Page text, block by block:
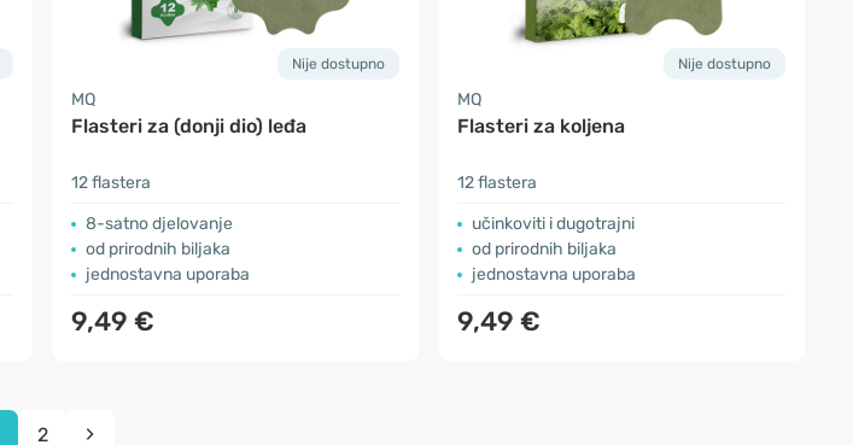
Nije dostupno
MQ
Flasteri za (donji dio) leđa
12 flastera
8-satno djelovanje
od prirodnih biljaka
jednostavna uporaba
9,49 €
Nije dostupno
MQ
Flasteri za koljena
12 flastera
učinkoviti i dugotrajni
od prirodnih biljaka
jednostavna uporaba
9,49 €
2